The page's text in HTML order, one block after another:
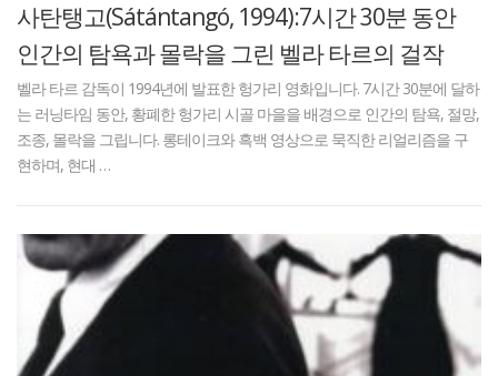
사탄탱고(Sátántangó, 1994):7시간 30분 동안
인간의 탐욕과 몰락을 그린 벨라 타르의 걸작
벨라 타르 감독이 1994년에 발표한 헝가리 영화입니다. 7시간 30분에 달하
는 러닝타임 동안, 황폐한 헝가리 시골 마을을 배경으로 인간의 탐욕, 절망,
조종, 몰락을 그립니다. 롱테이크와 흑백 영상으로 묵직한 리얼리즘을 구
현하며, 현대 …